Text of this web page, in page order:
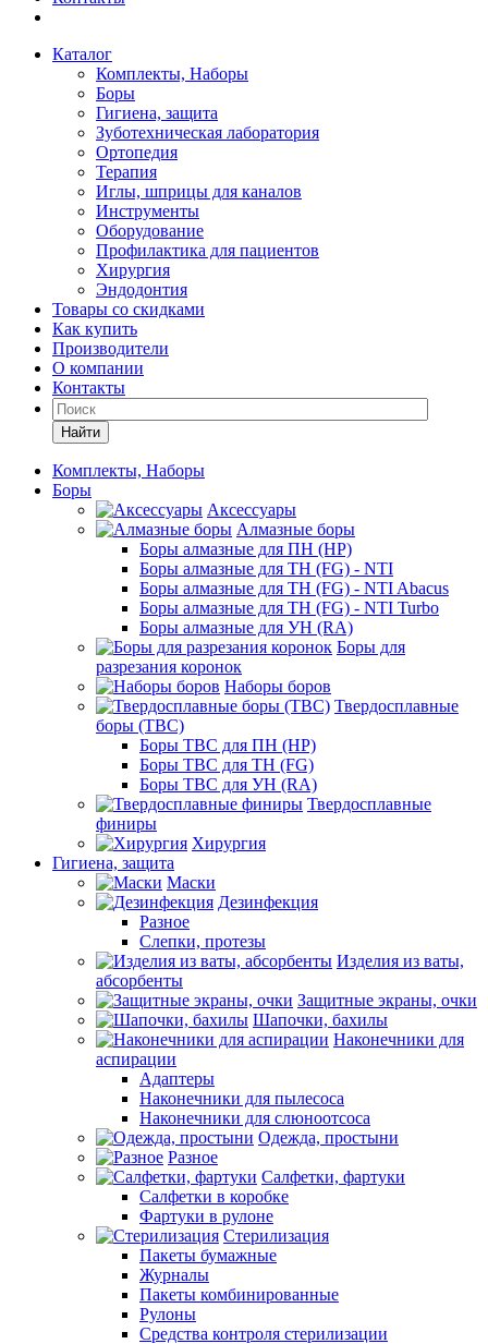
Каталог
Комплекты, Наборы
Боры
Гигиена, защита
Зуботехническая лаборатория
Ортопедия
Терапия
Иглы, шприцы для каналов
Инструменты
Оборудование
Профилактика для пациентов
Хирургия
Эндодонтия
Товары со скидками
Как купить
Производители
О компании
Контакты
Найти
Комплекты, Наборы
Боры
Аксессуары
Алмазные боры
Боры алмазные для ПН (HP)
Боры алмазные для ТН (FG) - NTI
Боры алмазные для ТН (FG) - NTI Abacus
Боры алмазные для ТН (FG) - NTI Turbo
Боры алмазные для УН (RA)
Боры для
разрезания коронок
Наборы боров
Твердосплавные
боры (ТВС)
Боры ТВС для ПН (HP)
Боры ТВС для ТН (FG)
Боры ТВС для УН (RA)
Твердосплавные
финиры
Хирургия
Гигиена, защита
Маски
Дезинфекция
Разное
Слепки, протезы
Изделия из ваты,
абсорбенты
Защитные экраны, очки
Шапочки, бахилы
Наконечники для
аспирации
Адаптеры
Наконечники для пылесоса
Наконечники для слюноотсоса
Одежда, простыни
Разное
Салфетки, фартуки
Салфетки в коробке
Фартуки в рулоне
Стерилизация
Пакеты бумажные
Журналы
Пакеты комбинированные
Рулоны
Средства контроля стерилизации